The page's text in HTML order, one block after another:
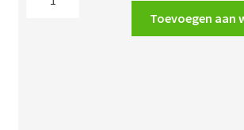
Toevoegen aan